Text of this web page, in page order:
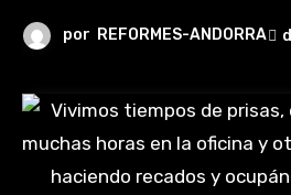
por REFORMES-ANDORRA